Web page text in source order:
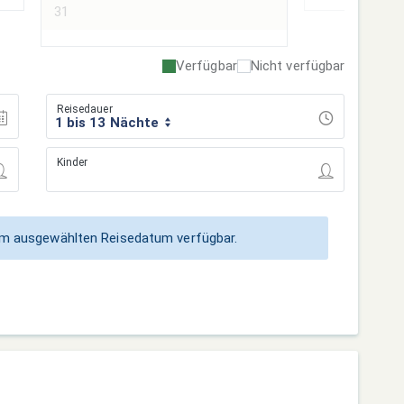
31
Verfügbar Nicht verfügbar
Reisedauer
1 bis 13 Nächte
Kinder
ausgewählten Reisedatum verfügbar.